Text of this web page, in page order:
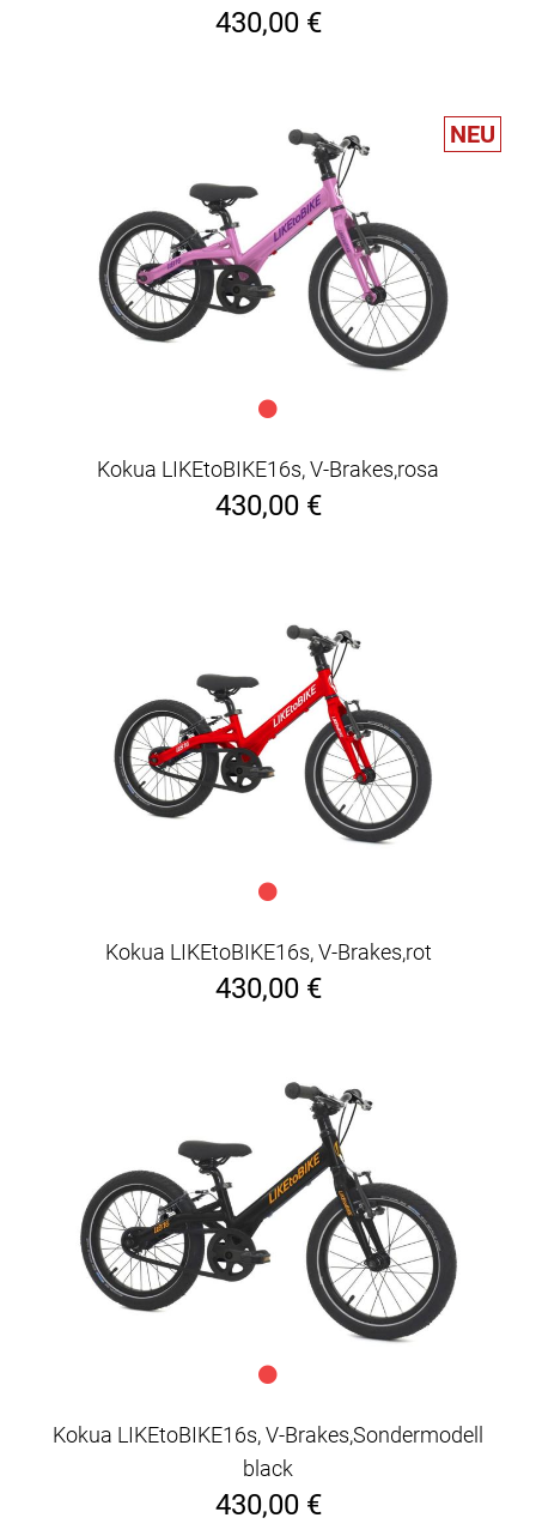
430,00 €
NEU
Kokua LIKEtoBIKE16s, V-Brakes,rosa
430,00 €
Kokua LIKEtoBIKE16s, V-Brakes,rot
430,00 €
Kokua LIKEtoBIKE16s, V-Brakes,Sondermodell
black
430,00 €